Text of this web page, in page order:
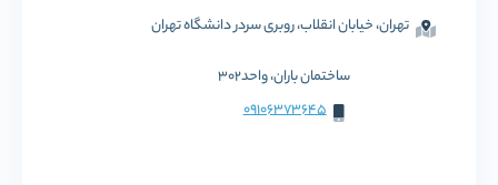
تهران، خیابان انقلاب، روبری سردر دانشگاه تهران
ساختمان باران، واحد302
09106373645